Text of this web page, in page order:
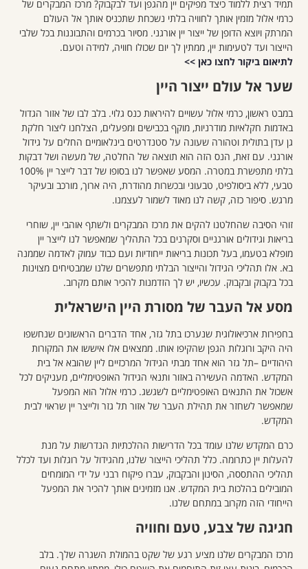
תמיד רצית ללמוד כיצד מפיקים יין מהגפן ועד לבקבוק? מרכז המבקרים של
כרמי אלול מזמין אותך לחוויה בלתי נשכחת שתכניס אותך אל העולם
המרתק ויוצא הדופן של ייצור יין אורגני. מסיור בכרמים והתבוננות בכל שלבי
הייצור ועד לטעימות יין, ממתין לך יום שכולו חוויה, למידה וטעם.
לתיאום ביקור לחצו כאן >>
שער אל עולם ייצור היין
במבט ראשון, כרמי אלול עשויים להיראות כנס גלוי. בלב לבו של אזור הגדול
באדמות חקלאיות מודרניות, מוקף בכבישים ומפעלים, הצלחנו ליצור חלקת
גן עדן בתולית וטהורה שעונה על סטנדרטים בינלאומיים החלים על גידול
אורגני. עם זאת, הנס הזה הוא תוצאה של החלטה, של מעשה ושל דבקות
בלתי מתפשרת במטרה. המסע שאפשר לנו בסופו של דבר לייצר יין 100%
טבעי, ללא ביסולפיט, טבעוני ובכשרות מהודרת, היה ארוך, מורכב ובעיקר
מרגש. סיפור כזה, קשה לנו מאוד לשמור לעצמנו.
זוהי הסיבה שהחלטנו להקים את מרכז המבקרים ולשתף אוהבי יין, שוחרי
בריאות וגידולים אורגניים וסקרנים בכל התהליך שמאפשר לנו לייצר יין
מופלא בטעמו, בעל תכונות בריאות ייחודיות ועם כבוד עמוק לאדמה שממנה
בא. אלו תהליכי הגידול והייצור הבלתי מתפשרים שלנו שמבטיחים מצוינות
בכל בקבוק ובקבוק. עכשיו, יש לך הזדמנות להכיר אותם מקרוב.
מסע אל העבר של מסורת היין הישראלית
בחפירות ארכיאולוגית שנערכו בתל גזר, אחד הדברים הראשונים שנחשפו
היה היקב ורוגלות הגפן שהקיפו אותו. ממצאים אלו איששו את המקורות
היהודיים –תל גזר הוא אחד מבתי הגידול המרכזיים ליין שהובא אל בית
המקדש. האדמה העשירה באזור ותנאי הגידול האופטימליים, מעניקים לכל
אשכול את התנאים האופטימליים לשגשג. כרמי אלול הוא המפעל
שמאפשר לשחזר את תהילת העבר של אזור תל גזר ולייצר יין שראוי לבית
המקדש.
כרם המקדש שלנו עומד בכל הדרישות ההלכתיות הנדרשות על מנת
להעלות יין כתרומה. כלל תהליכי הייצור שלנו, מהגידול על רוגלות ועד לכלל
תהליכי ההתססה, הסינון והבקבוק, עברו פיקוח רבני על ידי המומחים
המובילים בהלכות בית המקדש. אנו מזמינים אותך להכיר את המפעל
הייחודי הזה מקרוב במתחם שלנו.
חגיגה של צבע, טעם וחוויה
מרכז המבקרים שלנו מציע רגע של שקט בהמולת השגרה שלך. בלב